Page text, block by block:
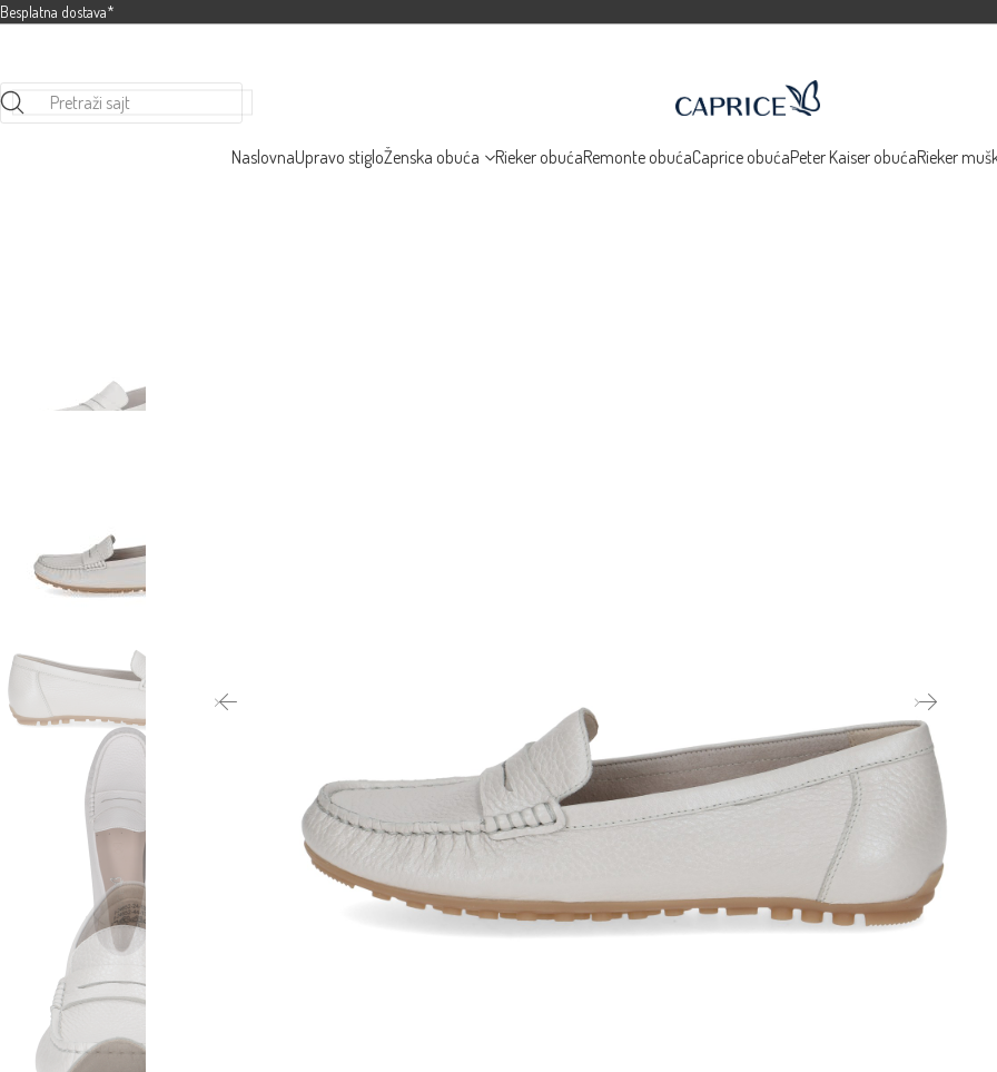
Besplatna dostava*
Pretraži sajt
NaslovnaUpravo stigloŽenska obuća Rieker obućaRemonte obućaCaprice obućaPeter Kaiser obućaRieker